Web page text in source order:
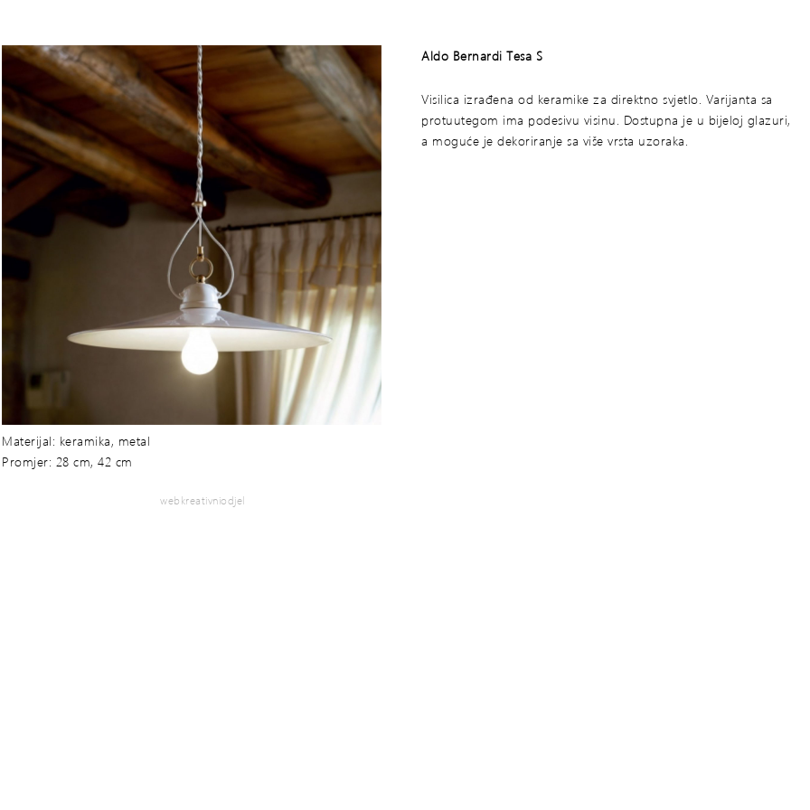
Materijal: keramika, metal
Promjer: 28 cm, 42 cm
Aldo Bernardi Tesa S
Visilica izrađena od keramike za direktno svjetlo. Varijanta sa
protuutegom ima podesivu visinu. Dostupna je u bijeloj glazuri,
a moguće je dekoriranje sa više vrsta uzoraka.
webkreativniodjel